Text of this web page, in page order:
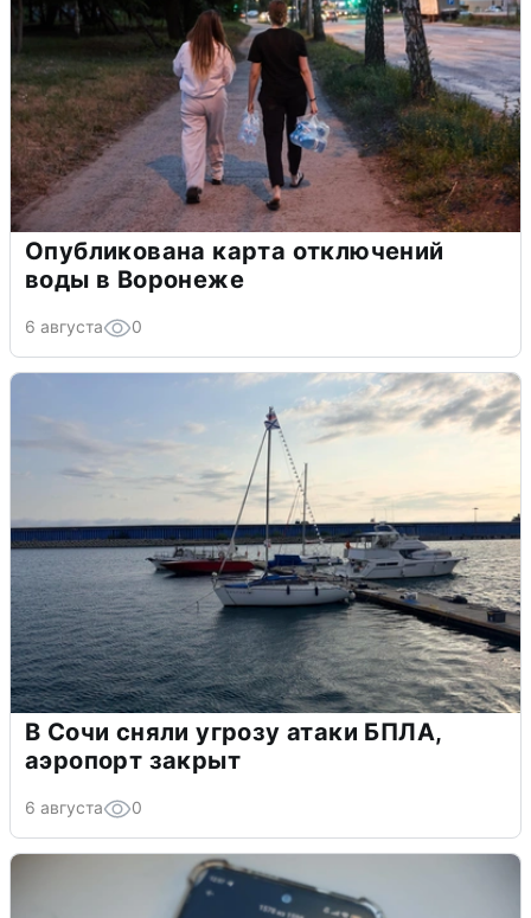
Опубликована карта отключений
воды в Воронеже
6 августа 0
В Сочи сняли угрозу атаки БПЛА,
аэропорт закрыт
6 августа 0